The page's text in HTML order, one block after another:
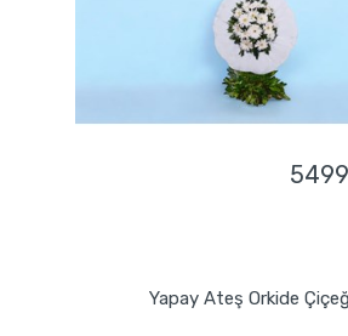
5499
Yapay Ateş Orkide